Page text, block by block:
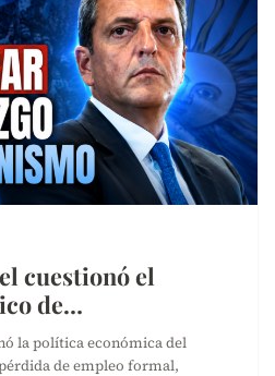
cuestionó el
de…
la política económica del
de empleo formal,